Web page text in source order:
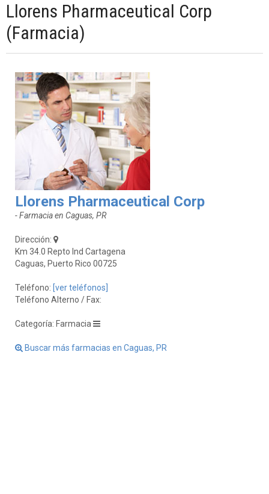
Llorens Pharmaceutical Corp
(Farmacia)
Llorens Pharmaceutical Corp
- Farmacia en Caguas, PR
Dirección:
Km 34.0 Repto Ind Cartagena
Caguas, Puerto Rico 00725
Teléfono: [ver teléfonos]
Teléfono Alterno / Fax:
Categoría: Farmacia
Buscar más farmacias en Caguas, PR